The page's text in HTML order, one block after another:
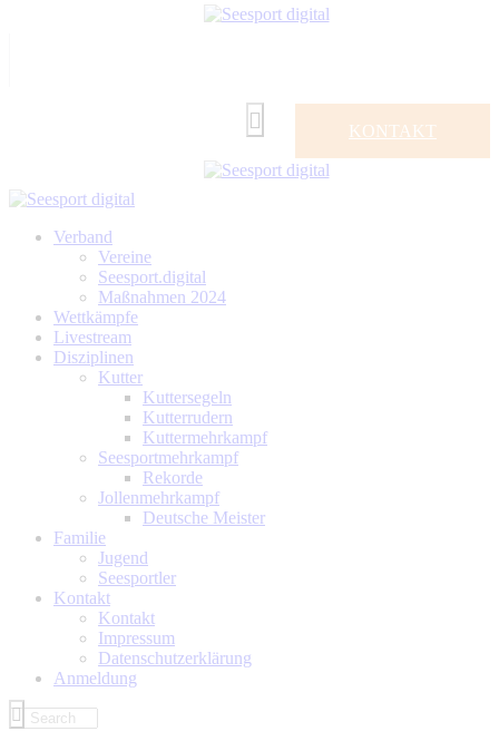
KONTAKT
Verband
Vereine
Seesport.digital
Maßnahmen 2024
Wettkämpfe
Livestream
Disziplinen
Kutter
Kuttersegeln
Kutterrudern
Kuttermehrkampf
Seesportmehrkampf
Rekorde
Jollenmehrkampf
Deutsche Meister
Familie
Jugend
Seesportler
Kontakt
Kontakt
Impressum
Datenschutzerklärung
Anmeldung